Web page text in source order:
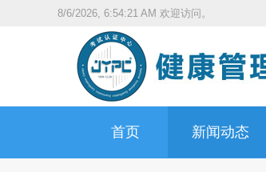
8/6/2026, 6:54:22 AM 欢迎访问。
首页 新闻动态